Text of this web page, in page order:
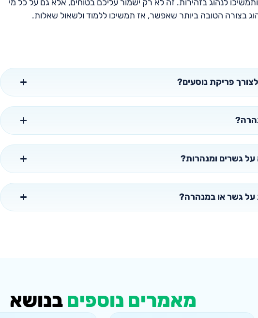
לנהוג בזהירות. זה לא רק ישמור עליכם בטוחים, אלא גם על כל מי
בצורה הטובה ביותר שאפשר, אז תמשיכו ללמוד ולשאול שאלות.
פריקת נוסעים?
על גשרים ומנהרות?
על גשר או במנהרה?
מאמרים נוספים בנושא